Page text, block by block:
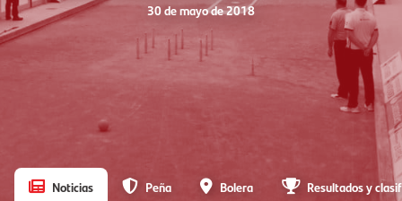
30 de mayo de 2018
Noticias Peña Bolera Resultados y